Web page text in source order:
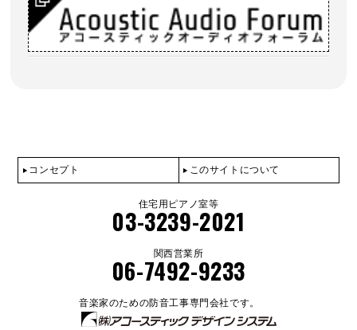
コンセプト このサイトについて
住宅用ピアノ室等
03-3239-2021
関西営業所
06-7492-9233
音楽家のための防音工事専門会社です。